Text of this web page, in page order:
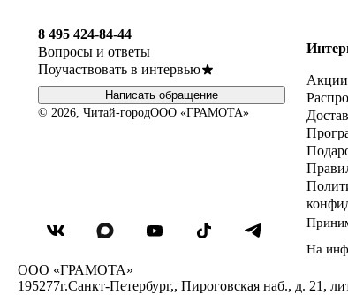
8 495 424-84-44
Вопросы и ответы
Поучаствовать в интервью
Написать обращение
© 2026, Читай-городООО «ГРАМОТА»
Акции
На
ООО «ГРАМОТА»
195277г.Санкт-Петербург,, Пироговская наб., д. 21,